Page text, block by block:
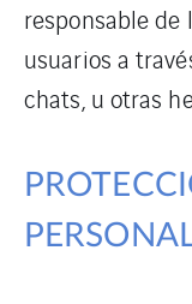
responsable de
usuarios a
chats, u otras